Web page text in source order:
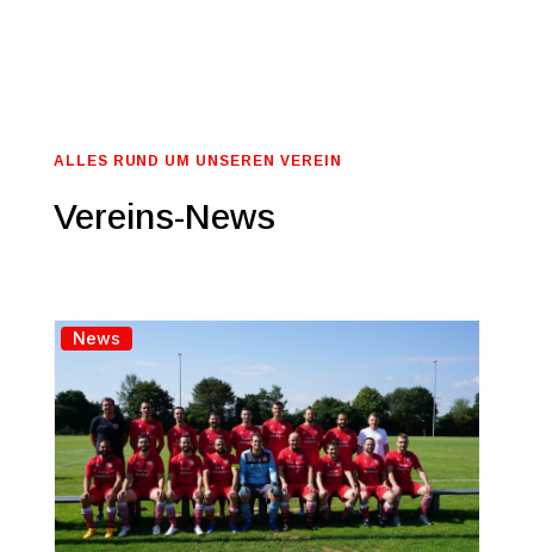
ALLES RUND UM UNSEREN VEREIN
Vereins-News
News